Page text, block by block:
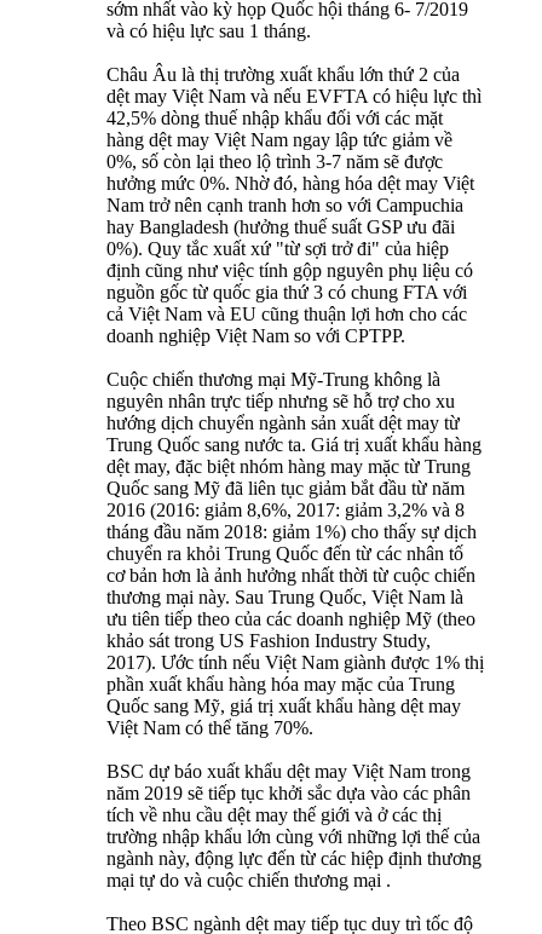
sớm nhất vào kỳ họp Quốc hội tháng 6- 7/2019
và có hiệu lực sau 1 tháng.
Châu Âu là thị trường xuất khẩu lớn thứ 2 của
dệt may Việt Nam và nếu EVFTA có hiệu lực thì
42,5% dòng thuế nhập khẩu đối với các mặt
hàng dệt may Việt Nam ngay lập tức giảm về
0%, số còn lại theo lộ trình 3-7 năm sẽ được
hưởng mức 0%. Nhờ đó, hàng hóa dệt may Việt
Nam trở nên cạnh tranh hơn so với Campuchia
hay Bangladesh (hưởng thuế suất GSP ưu đãi
0%). Quy tắc xuất xứ "từ sợi trở đi" của hiệp
định cũng như việc tính gộp nguyên phụ liệu có
nguồn gốc từ quốc gia thứ 3 có chung FTA với
cả Việt Nam và EU cũng thuận lợi hơn cho các
doanh nghiệp Việt Nam so với CPTPP.
Cuộc chiến thương mại Mỹ-Trung không là
nguyên nhân trực tiếp nhưng sẽ hỗ trợ cho xu
hướng dịch chuyển ngành sản xuất dệt may từ
Trung Quốc sang nước ta. Giá trị xuất khẩu hàng
dệt may, đặc biệt nhóm hàng may mặc từ Trung
Quốc sang Mỹ đã liên tục giảm bắt đầu từ năm
2016 (2016: giảm 8,6%, 2017: giảm 3,2% và 8
tháng đầu năm 2018: giảm 1%) cho thấy sự dịch
chuyển ra khỏi Trung Quốc đến từ các nhân tố
cơ bản hơn là ảnh hưởng nhất thời từ cuộc chiến
thương mại này. Sau Trung Quốc, Việt Nam là
ưu tiên tiếp theo của các doanh nghiệp Mỹ (theo
khảo sát trong US Fashion Industry Study,
2017). Ước tính nếu Việt Nam giành được 1% thị
phần xuất khẩu hàng hóa may mặc của Trung
Quốc sang Mỹ, giá trị xuất khẩu hàng dệt may
Việt Nam có thể tăng 70%.
BSC dự báo xuất khẩu dệt may Việt Nam trong
năm 2019 sẽ tiếp tục khởi sắc dựa vào các phân
tích về nhu cầu dệt may thế giới và ở các thị
trường nhập khẩu lớn cùng với những lợi thế của
ngành này, động lực đến từ các hiệp định thương
mại tự do và cuộc chiến thương mại .
Theo BSC ngành dệt may tiếp tục duy trì tốc độ